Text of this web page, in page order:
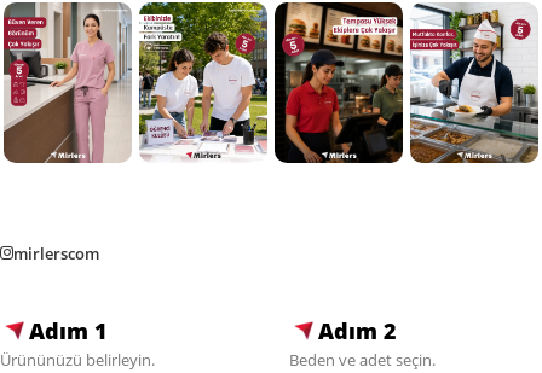
mirlerscom
Adım 1
Ürününüzü belirleyin.
Adım 2
Beden ve adet seçin.